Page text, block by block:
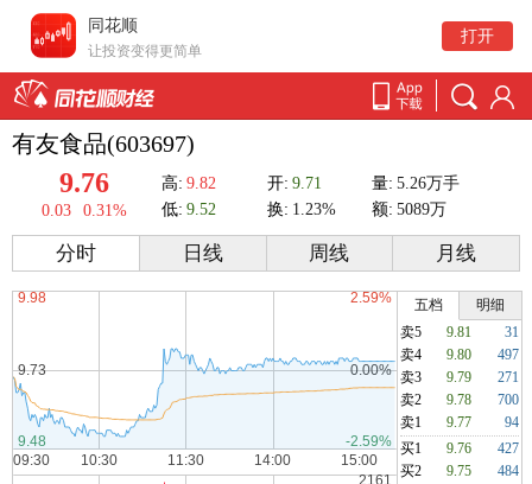
同花顺
让投资变得更简单
打开
有友食品(603697)
9.76
0.03 0.31%
高: 9.82 开: 9.71 量: 5.26万手
低: 9.52 换: 1.23% 额: 5089万
分时 日线 周线 月线
五档
明细
卖5
9.81
31
卖4
9.80
497
卖3
9.79
271
卖2
9.78
700
卖1
9.77
94
买1
9.76
427
买2
9.75
484